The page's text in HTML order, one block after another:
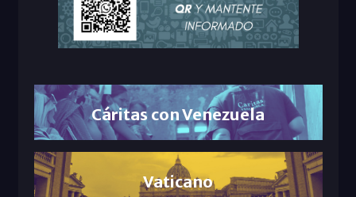
Cáritas con Venezuela
Vaticano